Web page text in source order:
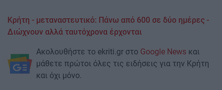
Κρήτη - μεταναστευτικό: Πάνω από 600 σε δύο ημέρες -
Διώχνουν αλλά ταυτόχρονα έρχονται
Ακολουθήστε το ekriti.gr στο Google News και
μάθετε πρώτοι όλες τις ειδήσεις για την Κρήτη
και όχι μόνο.